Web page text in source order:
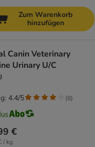
Zum Warenkorb
hinzufügen
Canin Veterinary
Urinary U/C
€
/ kg
4.4/5 (8)